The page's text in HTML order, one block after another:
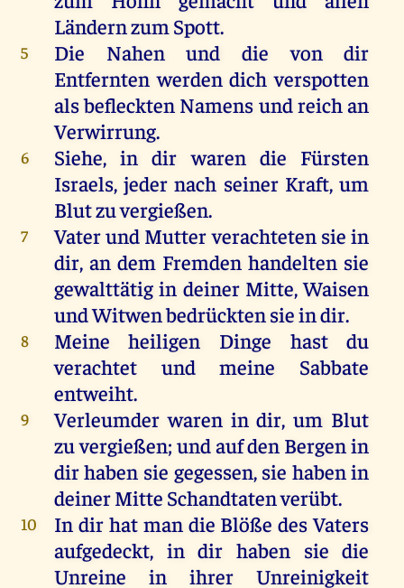
Ländernzum Spott.
5 Die Nahen und die von
dir
Entferntenwerden dich verspotten
alsbefleckten Namens undreichan
Verwirrung.
6 Siehe,in dir waren die Fürsten
Israels,jeder nach seiner Kraft,um
Blutzuvergießen.
7 Vaterund Mutterverachteten sie in
dir, an dem Fremden handelten sie
gewalttätigin deiner Mitte,Waisen
undWitwenbedrücktensieindir.
8 Meine heiligen Dinge hast
du
verachtet
und meine
Sabbate
entweiht.
9 Verleumder waren in dir,um Blut
zuvergießen; undaufden Bergenin
dirhaben sie gegessen, sie habenin
deinerMitte Schandtaten verübt.
10 In dir hat man die Blöße des Vaters
aufgedeckt, in dir haben sie die
Unreine
in ihrer
Unreinigkeit